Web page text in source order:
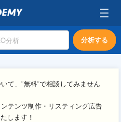
分析する
て、”無料”で相談してみません
テンツ制作・リスティング広告
します！